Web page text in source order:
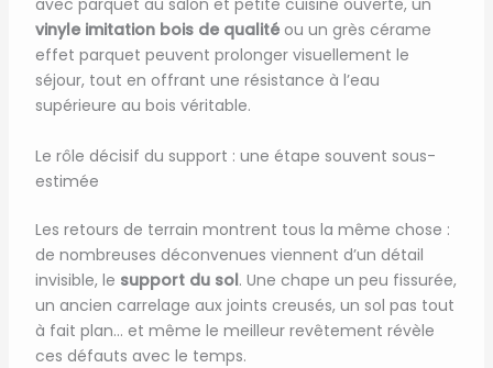
avec parquet au salon et petite cuisine ouverte, un
vinyle imitation bois de qualitéou un grès cérame
effet parquet peuvent prolonger visuellement le
séjour, tout en offrant une résistance à l’eau
supérieure au bois véritable.
Le rôle décisif du support : une étape souvent sous-
estimée
Les retours de terrain montrent tous la même chose :
de nombreuses déconvenues viennent d’un détail
invisible, le support du sol. Une chape un peu fissurée,
un ancien carrelage aux joints creusés, un sol pas tout
à fait plan… et même le meilleur revêtement révèle
ces défauts avec le temps.